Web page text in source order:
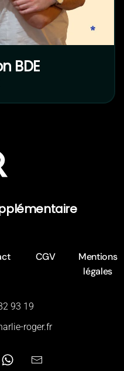
BDE
CGV
Mentions
légales
93 19‬
roger.fr